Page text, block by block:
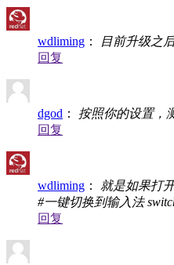
wdliming ： 目前升级之
回复
dgod ： 按照你的设置，
回复
wdliming ：
就是如果打
#一键切换到输入法
回复